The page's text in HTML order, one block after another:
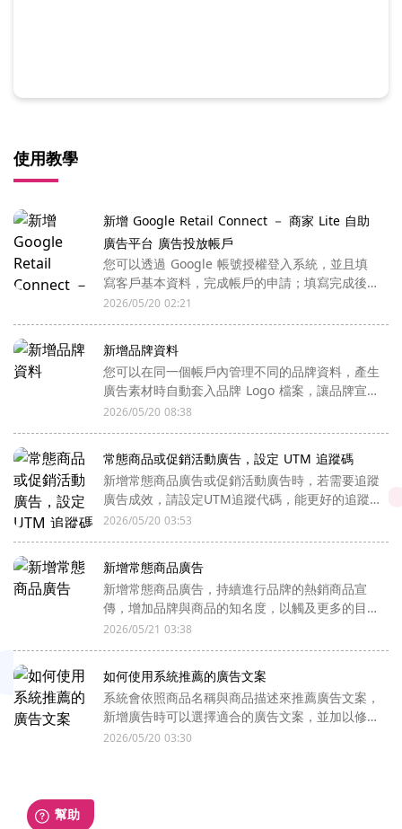
使用教學
新增 Google Retail Connect － 商家 Lite 自助
廣告平台 廣告投放帳戶
您可以透過 Google 帳號授權登入系統，並且填
寫客戶基本資料，完成帳戶的申請；填寫完成後，
將有專人與您聯繫。
2026/05/20 02:21
新增品牌資料
您可以在同一個帳戶內管理不同的品牌資料，產生
廣告素材時自動套入品牌 Logo 檔案，讓品牌宣傳
與廣告投放更有利。
2026/05/20 08:38
常態商品或促銷活動廣告，設定 UTM 追蹤碼
新增常態商品廣告或促銷活動廣告時，若需要追蹤
廣告成效，請設定UTM追蹤代碼，能更好的追蹤
廣告成效與轉換數據
2026/05/20 03:53
新增常態商品廣告
新增常態商品廣告，持續進行品牌的熱銷商品宣
傳，增加品牌與商品的知名度，以觸及更多的目標
廣告對象。
2026/05/21 03:38
如何使用系統推薦的廣告文案
系統會依照商品名稱與商品描述來推薦廣告文案，
新增廣告時可以選擇適合的廣告文案，並加以修
改，以達到更好的成效
2026/05/20 03:30